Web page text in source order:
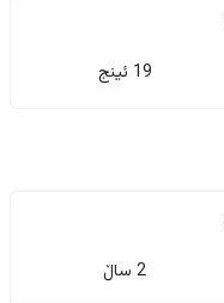
19 ئینج
2 ساڵ